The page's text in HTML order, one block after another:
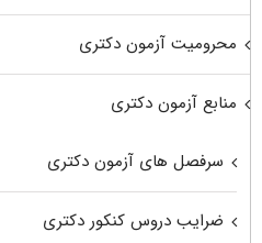
محرومیت آزمون دکتری
منابع آزمون دکتری
سرفصل های آزمون دکتری
ضرایب دروس کنکور دکتری